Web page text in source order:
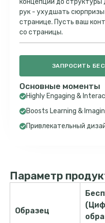
концепции до структуры
рук - ухудшать
странице. Пусть ваш
со страницы.
ЗАПРОСИТЬ
Основные моменты
Highly Engaging &
Boosts Learning &
Привлекательный
Параметр
Образец